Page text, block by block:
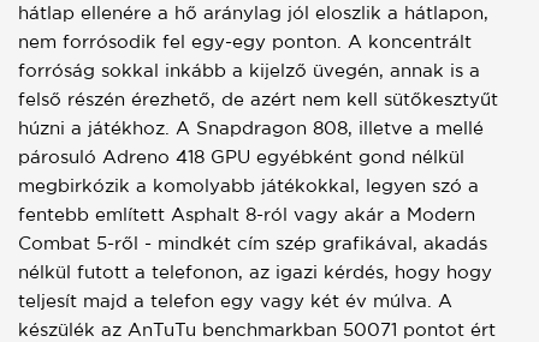
hátlap ellenére a hő aránylag jól eloszlik a hátlapon,
nem forrósodik fel egy-egy ponton. A koncentrált
forróság sokkal inkább a kijelző üvegén, annak is a
felső részén érezhető, de azért nem kell sütőkesztyűt
húzni a játékhoz. A Snapdragon 808, illetve a mellé
párosuló Adreno 418 GPU egyébként gond nélkül
megbirkózik a komolyabb játékokkal, legyen szó a
fentebb említett Asphalt 8-ról vagy akár a Modern
Combat 5-ről - mindkét cím szép grafikával, akadás
nélkül futott a telefonon, az igazi kérdés, hogy hogy
teljesít majd a telefon egy vagy két év múlva. A
készülék az AnTuTu benchmarkban 50071 pontot ért